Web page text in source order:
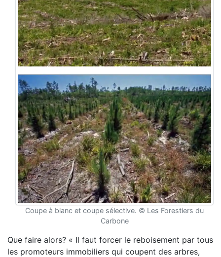
Coupe à blanc et coupe sélective. © Les Forestiers du
Carbone
Que faire alors? « Il faut forcer le reboisement par tous
les promoteurs immobiliers qui coupent des arbres,